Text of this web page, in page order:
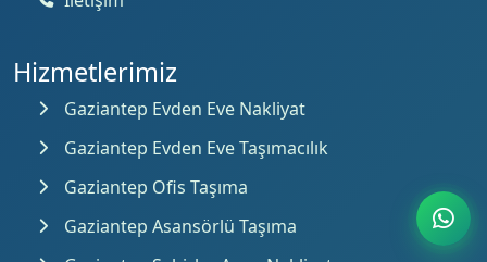
Hizmetlerimiz
Gaziantep Evden Eve Nakliyat
Gaziantep Evden Eve Taşımacılık
Gaziantep Ofis Taşıma
Gaziantep Asansörlü Taşıma